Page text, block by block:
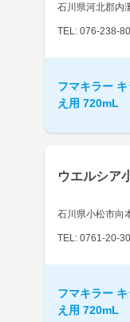
石川県河北郡内
TEL: 076-238-
フマキラー
え用 720mL
ウエルシア
石川県小松市向
TEL: 0761-20-
フマキラー
え用 720mL